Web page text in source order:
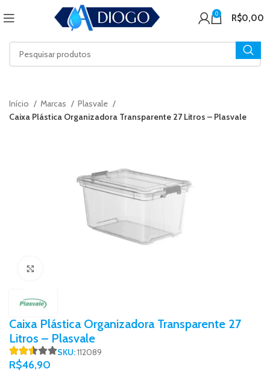
0 R$0,00
Início Marcas
Plasvale
Caixa Plástica Organizadora Transparente 27 Litros – Plasvale
Caixa Plástica Organizadora Transparente 27
Litros – Plasvale
SKU:112089
R$46,90